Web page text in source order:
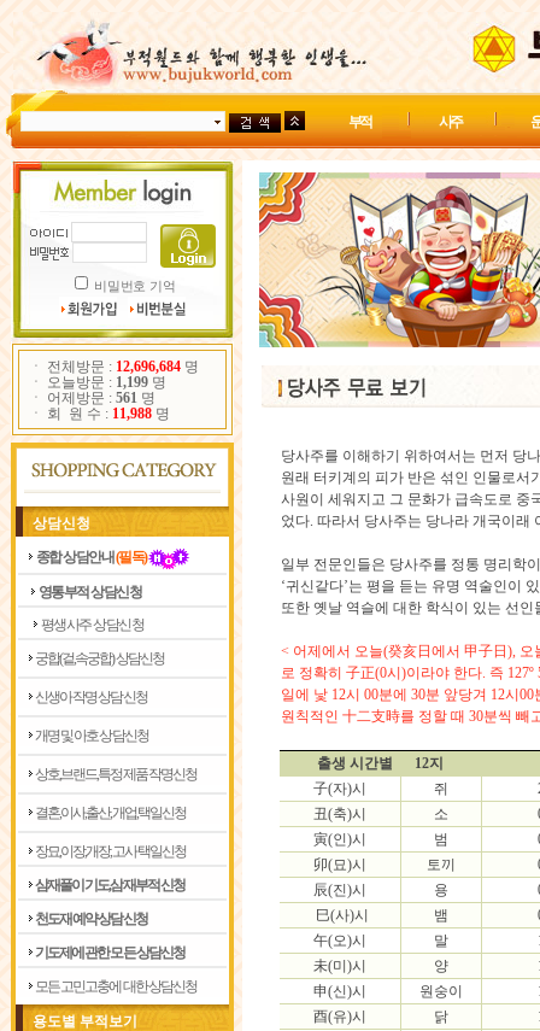
부 적 사 주
비밀번호 기억
ㆍ 전체방문 : 12,696,684 명
ㆍ 오늘방문 : 1,199 명
ㆍ 어제방문 : 561 명
ㆍ 회 원 수 : 11,988 명
상담신청
종합 상담안내(필독)
영통부적 상담신청
평생사주 상담신청
궁합(겉,속궁합) 상담신청
신생아 작명 상담신청
개명 및 아호 상담신청
상호,브랜드,특정제품 작명신청
결혼,이사,출산,개업,택일신청
장묘,이장,개장,고사 택일신청
삼재풀이 기도,삼재부적 신청
천도재 예약 상담신청
기도제에 관한 모든 상담신청
모든 고민고충에 대한 상담신청
용도별 부적보기
당사주를 이해하기 위하여서는 먼저 당
원래 터키계의 피가 반은 섞인 인물로서
사원이 세워지고 그 문화가 급속도로 중
었다. 따라서 당사주는 당나라 개국이래
일부 전문인들은 당사주를 정통 명리학
‘귀신같다’는 평을 듣는 유명 역술인이
또한 옛날 역슬에 대한 학식이 있는 선
< 어제에서 오늘(癸亥日에서 甲子日),
로 정확히 子正(0시)이라야 한다. 즉
일에 낯 12시 00분에 30분 앞당겨 12시
원칙적인 十二支時를 정할 때 30분씩 빼
출생 시간별 12지
子(자)시
쥐
丑(축)시
소
寅(인)시
범
卯(묘)시
토끼
辰(진)시
용
巳(사)시
뱀
午(오)시
말
未(미)시
양
申(신)시
원숭이
酉(유)시
닭